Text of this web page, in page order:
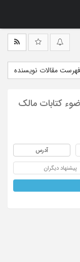
فهرست مقالات نویسنده
ضوء کتابات مالک
آدرس
پیشنهاد دیگران